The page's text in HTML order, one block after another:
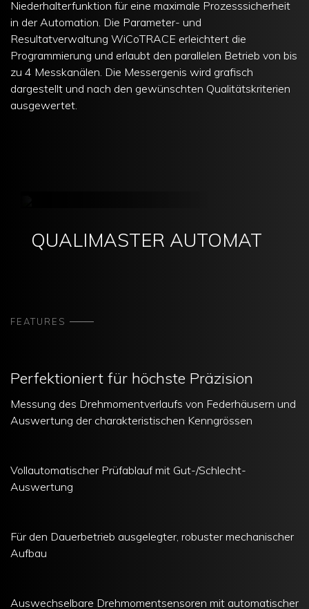
Niederhalterfunktion für eine maximale Prozesssicherheit
in der Automation. Die Parameter- und
Resultatverwaltung WiCoTRACE erleichtert die
Programmierung und erlaubt den parallelen Betrieb von bis
zu 4 Messkanälen. Die Messergenis wird grafisch
dargestellt und nach den gewünschten Qualitätskriterien
ausgewertet.
QUALIMASTER AUTOMAT
FEATURES
Perfektioniert für höchste Präzision
Messung des Drehmomentverlaufs von Federhäusern und
Auswertung der charakteristischen Kenngrössen
Vollautomatischer Prüfablauf mit Gut-/Schlecht-
Auswertung
Für den Dauerbetrieb ausgelegter, robuster mechanischer
Aufbau
Auswechselbare Drehmomentsensoren mit automatischer